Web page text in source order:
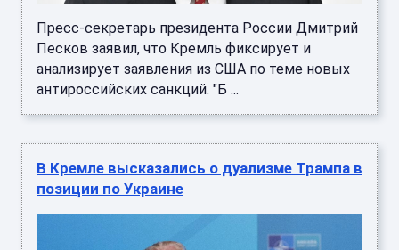
Пресс-секретарь президента России Дмитрий
Песков заявил, что Кремль фиксирует и
анализирует заявления из США по теме новых
антироссийских санкций. "Б ...
В Кремле высказались о дуализме Трампа в
позиции по Украине